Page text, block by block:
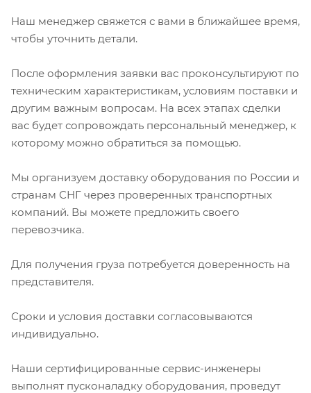
Наш менеджер свяжется с вами в ближайшее время,
чтобы уточнить детали.
После оформления заявки вас проконсультируют по
техническим характеристикам, условиям поставки и
другим важным вопросам. На всех этапах сделки
вас будет сопровождать персональный менеджер, к
которому можно обратиться за помощью.
Мы организуем доставку оборудования по России и
странам СНГ через проверенных транспортных
компаний. Вы можете предложить своего
перевозчика.
Для получения груза потребуется доверенность на
представителя.
Сроки и условия доставки согласовываются
индивидуально.
Наши сертифицированные сервис-инженеры
выполнят пусконаладку оборудования, проведут